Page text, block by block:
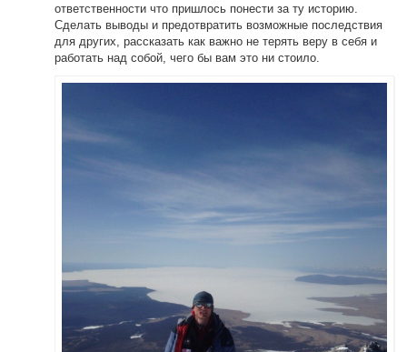
ответственности что пришлось понести за ту историю.
Сделать выводы и предотвратить возможные последствия
для других, рассказать как важно не терять веру в себя и
работать над собой, чего бы вам это ни стоило.